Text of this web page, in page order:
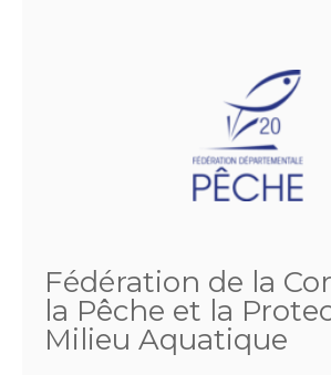
Fédération de la
la Pêche et la
Milieu Aquatique